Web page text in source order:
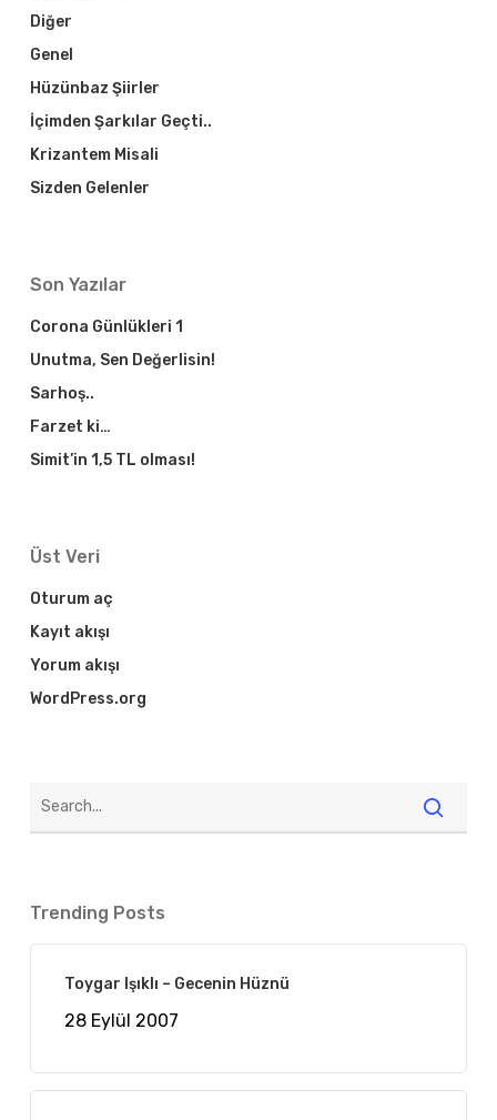
Diğer
Genel
Hüzünbaz Şiirler
İçimden Şarkılar Geçti..
Krizantem Misali
Sizden Gelenler
Son Yazılar
Corona Günlükleri 1
Unutma, Sen Değerlisin!
Sarhoş..
Farzet ki…
Simit’in 1,5 TL olması!
Üst Veri
Oturum aç
Kayıt akışı
Yorum akışı
WordPress.org
Trending Posts
Toygar Işıklı – Gecenin Hüznü
28 Eylül 2007